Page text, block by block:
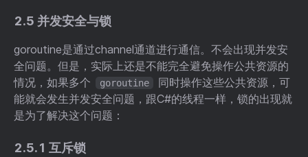
2.5 并发安全与锁
goroutine是通过channel通道进行通信。不会出现并发安
全问题。但是，实际上还是不能完全避免操作公共资源的
情况，如果多个
goroutine
同时操作这些公共资源，可
能就会发生并发安全问题，跟C#的线程一样，锁的出现就
是为了解决这个问题：
2.5.1 互斥锁